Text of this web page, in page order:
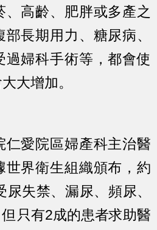
、高齡、肥胖或多產之
長期用力、糖尿病、
過婦科手術等，都會使
大增加。
仁愛院區婦產科主治醫
世界衛生組織頒布，約
失禁、漏尿、頻尿、
只有2成的患者求助醫